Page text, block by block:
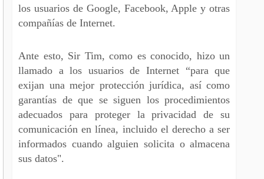
los usuarios de Google, Facebook, Apple y otras
compañías de Internet.
Ante esto, Sir Tim, como es conocido, hizo un
llamado a los usuarios de Internet “para que
exijan una mejor protección jurídica, así como
garantías de que se siguen los procedimientos
adecuados para proteger la privacidad de su
comunicación en línea, incluido el derecho a ser
informados cuando alguien solicita o almacena
sus datos".